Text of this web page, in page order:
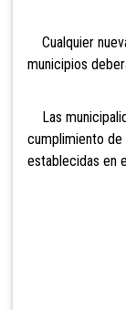
Cualquier
municipios
Las
cumplimiento de
establecidas en